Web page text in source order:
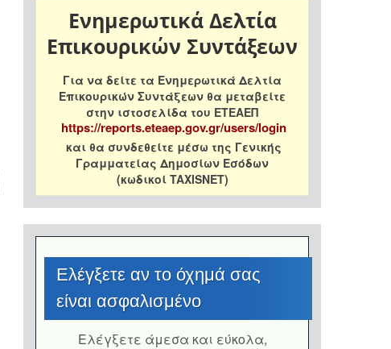
Ενημερωτικά Δελτία
Επικουρικών Συντάξεων
Για να δείτε τα Ενημερωτικά Δελτία
Επικουρικών Συντάξεων θα μεταβείτε
στην ιστοσελίδα του ΕΤΕΑΕΠ
https://reports.eteaep.gov.gr/users/login
και θα συνδεθείτε μέσω της Γενικής
Γραμματείας Δημοσίων Εσόδων
(κωδικοί TAXISNET)
Eλέγξετε αν το όχημά σας
είναι ασφαλισμένο
Eλέγξετε άμεσα και εύκολα,